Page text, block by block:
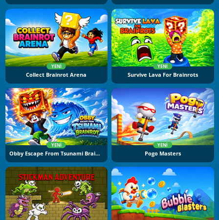
YENI
Collect Brainrot Arena
YENI
Survive Lava For Brainrots
YENI
Obby Escape From Tsunami Brainrot
YENI
Pogo Masters